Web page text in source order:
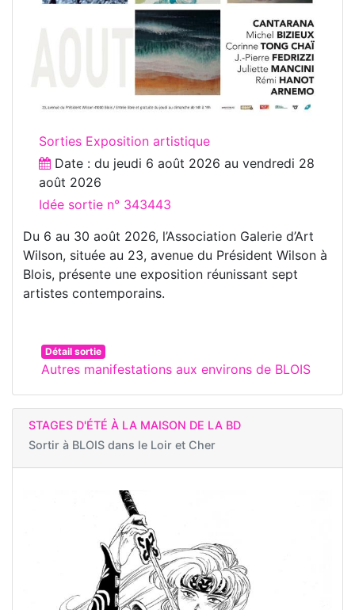
Sorties Exposition artistique
Date : du jeudi 6 août 2026 au vendredi 28
août 2026
Idée sortie n° 343443
Du 6 au 30 août 2026, l’Association Galerie d’Art
Wilson, située au 23, avenue du Président Wilson à
Blois, présente une exposition réunissant sept
artistes contemporains.
Détail sortie
Autres manifestations aux environs de BLOIS
STAGES D'ÉTÉ À LA MAISON DE LA BD
Sortir à BLOIS dans le Loir et Cher